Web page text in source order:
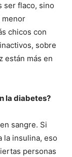
ser flaco, sino
menor
chicos con
sobre
están más en
la diabetes?
sangre. Si
la insulina, eso
personas